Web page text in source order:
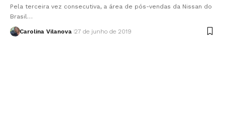
Pela terceira vez consecutiva, a área de pós-vendas da Nissan do
Brasil…
Carolina Vilanova 27 de junho de 2019